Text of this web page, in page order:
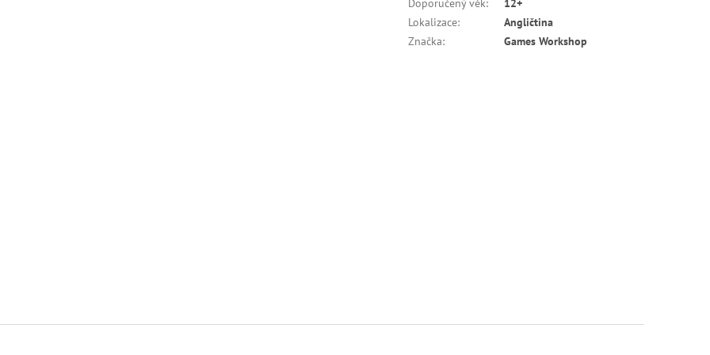
Doporučený věk:
12+
Lokalizace:
Angličtina
Značka: Games Workshop